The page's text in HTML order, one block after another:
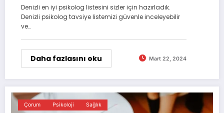
Denizli en iyi psikolog listesini sizler için hazırladık.
Denizli psikolog tavsiye listemizi güvenle inceleyebilir
ve…
Daha fazlasını oku Mart 22, 2024
Çorum Psikoloji Sağlık